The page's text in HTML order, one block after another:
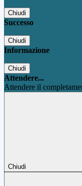
Chiudi
Successo
Chiudi
Informazione
Chiudi
Attendere...
Attendere il
Chiudi